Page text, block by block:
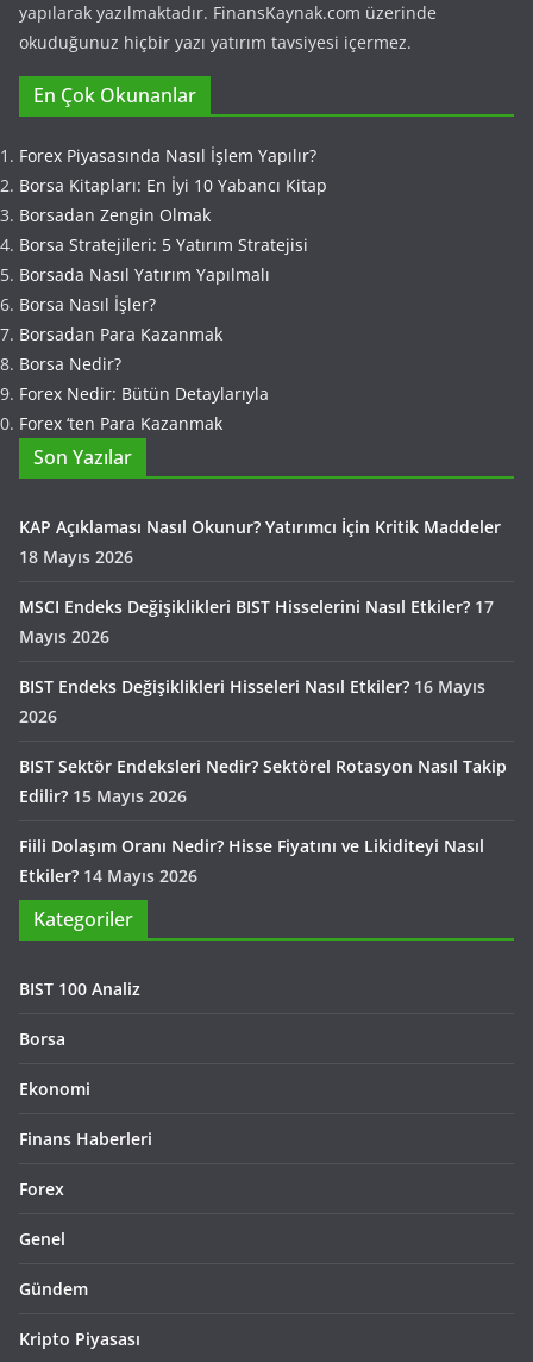
yapılarak yazılmaktadır. FinansKaynak.com üzerinde
okuduğunuz hiçbir yazı yatırım tavsiyesi içermez.
En Çok Okunanlar
Forex Piyasasında Nasıl İşlem Yapılır?
Borsa Kitapları: En İyi 10 Yabancı Kitap
Borsadan Zengin Olmak
Borsa Stratejileri: 5 Yatırım Stratejisi
Borsada Nasıl Yatırım Yapılmalı
Borsa Nasıl İşler?
Borsadan Para Kazanmak
Borsa Nedir?
Forex Nedir: Bütün Detaylarıyla
Forex ‘ten Para Kazanmak
Son Yazılar
KAP Açıklaması Nasıl Okunur? Yatırımcı İçin Kritik Maddeler
18 Mayıs 2026
MSCI Endeks Değişiklikleri BIST Hisselerini Nasıl Etkiler? 17
Mayıs 2026
BIST Endeks Değişiklikleri Hisseleri Nasıl Etkiler? 16 Mayıs
2026
BIST Sektör Endeksleri Nedir? Sektörel Rotasyon Nasıl Takip
Edilir? 15 Mayıs 2026
Fiili Dolaşım Oranı Nedir? Hisse Fiyatını ve Likiditeyi Nasıl
Etkiler? 14 Mayıs 2026
Kategoriler
BIST 100 Analiz
Borsa
Ekonomi
Finans Haberleri
Forex
Genel
Gündem
Kripto Piyasası